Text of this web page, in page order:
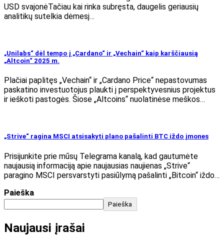
USD svajonėTačiau kai rinka subręsta, daugelis geriausių
analitikų sutelkia dėmesį…
„Unilabs“ dėl tempo į „Cardano“ ir „Vechain“ kaip karščiausią
„Altcoin“ 2025 m.
Plačiai paplitęs „Vechain“ ir „Cardano Price“ nepastovumas
paskatino investuotojus plaukti į perspektyvesnius projektus
ir ieškoti pastogės. Šiose „Altcoins“ nuolatinėse meškos…
„Strive“ ragina MSCI atsisakyti plano pašalinti BTC iždo įmones
Prisijunkite prie mūsų Telegrama kanalą, kad gautumėte
naujausią informaciją apie naujausias naujienas „Strive“
paragino MSCI persvarstyti pasiūlymą pašalinti „Bitcoin“ iždo…
Paieška
Paieška
Naujausi įrašai